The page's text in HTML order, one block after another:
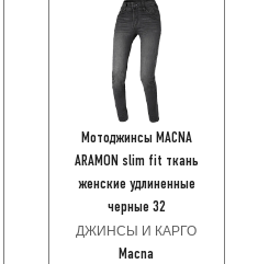
Мотоджинсы MACNA
ARAMON slim fit ткань
женские удлиненные
черные 32
ДЖИНСЫ И КАРГО
Macna